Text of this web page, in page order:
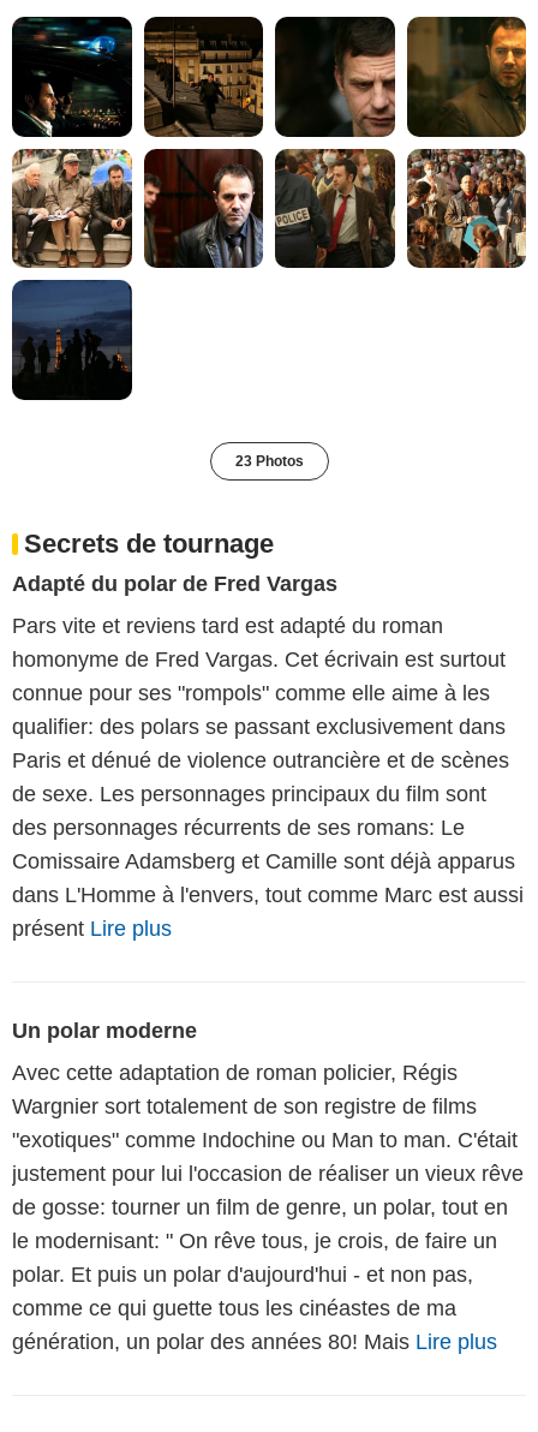
23 Photos
Secrets de tournage
Adapté du polar de Fred Vargas
Pars vite et reviens tard est adapté du roman
homonyme de Fred Vargas. Cet écrivain est surtout
connue pour ses "rompols" comme elle aime à les
qualifier: des polars se passant exclusivement dans
Paris et dénué de violence outrancière et de scènes
de sexe. Les personnages principaux du film sont
des personnages récurrents de ses romans: Le
Comissaire Adamsberg et Camille sont déjà apparus
dans L'Homme à l'envers, tout comme Marc est aussi
présent Lire plus
Un polar moderne
Avec cette adaptation de roman policier, Régis
Wargnier sort totalement de son registre de films
"exotiques" comme Indochine ou Man to man. C'était
justement pour lui l'occasion de réaliser un vieux rêve
de gosse: tourner un film de genre, un polar, tout en
le modernisant: " On rêve tous, je crois, de faire un
polar. Et puis un polar d'aujourd'hui - et non pas,
comme ce qui guette tous les cinéastes de ma
génération, un polar des années 80! Mais Lire plus